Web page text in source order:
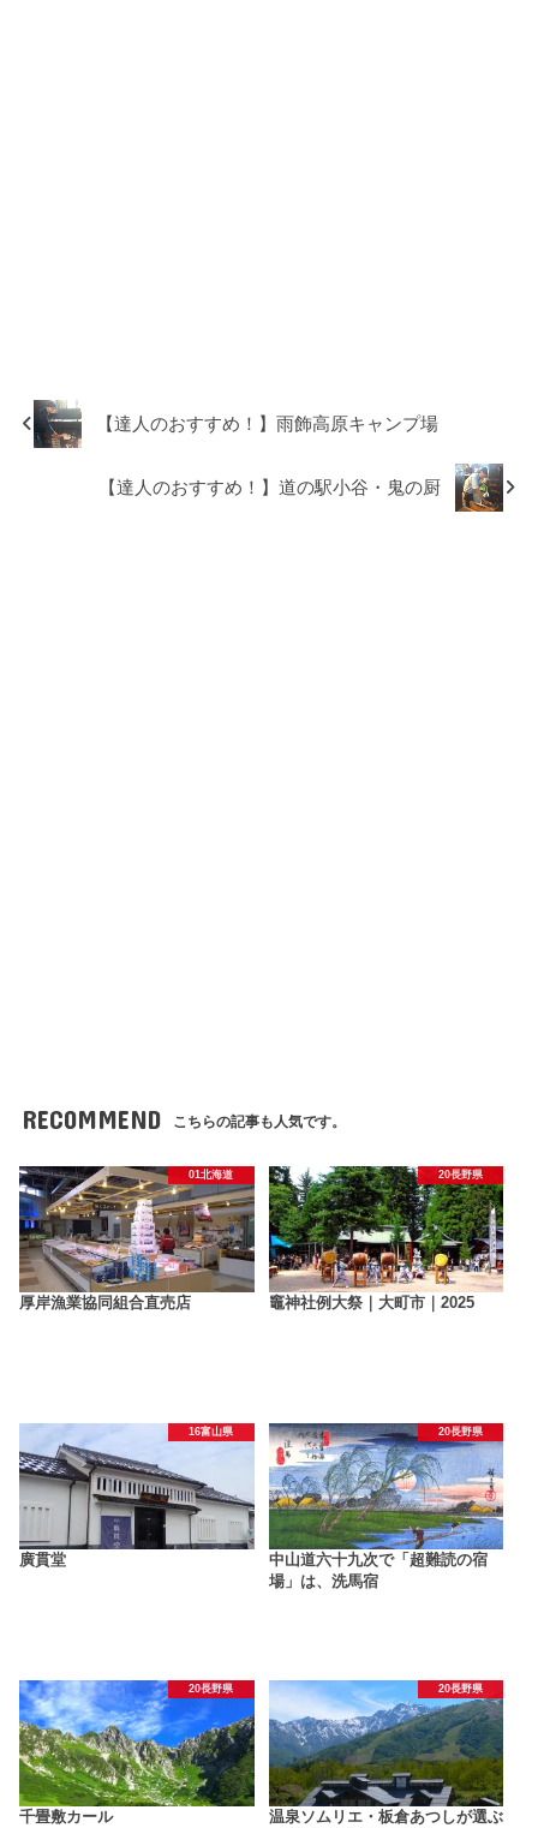
【達人のおすすめ！】雨飾高原キャンプ場
【達人のおすすめ！】道の駅小谷・鬼の厨
RECOMMEND こちらの記事も人気です。
01北海道
厚岸漁業協同組合直売店
20長野県
竈神社例大祭｜大町市｜2025
16富山県
廣貫堂
20長野県
中山道六十九次で「超難読の宿
場」は、洗馬宿
20長野県
千畳敷カール
20長野県
温泉ソムリエ・板倉あつしが選ぶ